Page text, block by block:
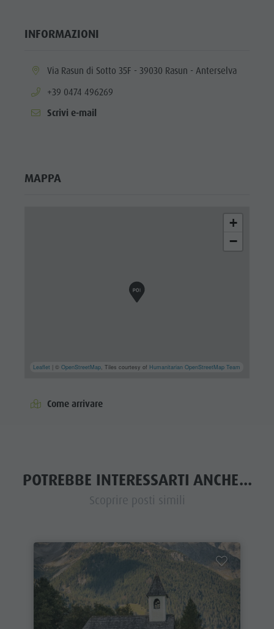
pesca
Adige
Anterselva
INFORMAZIONI
aria.location:
Via Rasun di Sotto 35F - 39030 Rasun - Anterselva
aria.phone:
+39 0474 496269
Scrivi e-mail
MAPPA
+
−
Leaflet | ©OpenStreetMap, Tiles courtesy of Humanitarian OpenStreetMap Team
Come arrivare
POTREBBE INTERESSARTI ANCHE...
Scoprire posti simili